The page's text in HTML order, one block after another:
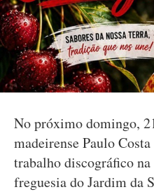
No próximo domingo,
madeirense Paulo
trabalho discográfico na
freguesia do Jardim da